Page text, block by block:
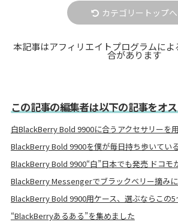
カテゴリートップへ
本記事はアフィリエイトプログラムに
合があります
この記事の編集者は以下の記事をオ
白BlackBerry Bold 9900に合うアクセサリーを
BlackBerry Bold 9900を僕が毎日持ち歩いてい
BlackBerry Bold 9900“白”日本でも発売 ドコモ
BlackBerry Messengerでブラックベリー摘み
BlackBerry Bold 9900用ケース、選ぶならこの5
“BlackBerryあるある”を集めました